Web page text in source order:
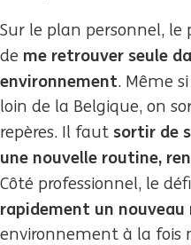
Sur le plan personnel,
de me retrouver seule
environnement. Même
loin de la Belgique, on
repères. Il faut sortir de
une nouvelle routine,
Côté professionnel, le
rapidement un nouveau
environnement à la fois